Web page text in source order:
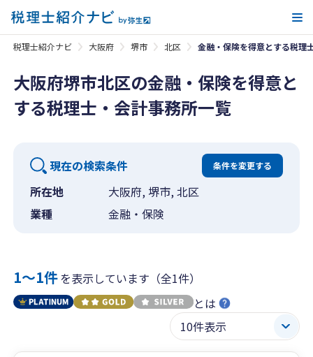
税理士紹介ナビ 大阪府 堺市 北区 金融・保険を得意とする税理
大阪府堺市北区の金融・保険を得意と
する税理士・会計事務所一覧
現在の検索条件 条件を変更する
所在地
大阪府, 堺市, 北区
業種
金融・保険
1〜1件を表示しています（全1件）
とは